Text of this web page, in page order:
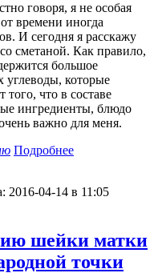
говоря, я не особая
времени иногда
И сегодня я расскажу
сметаной. Как правило,
большое
углеводы, которые
того, что в составе
ингредиенты, блюдо
важно для меня.
Подробнее
2016-04-14 в 11:05
шейки матки
точки